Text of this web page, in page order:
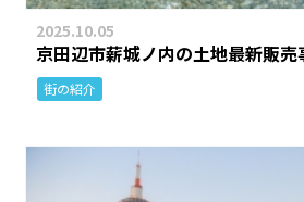
2025.10.05
京田辺市薪城ノ内の土地最新販
街の紹介